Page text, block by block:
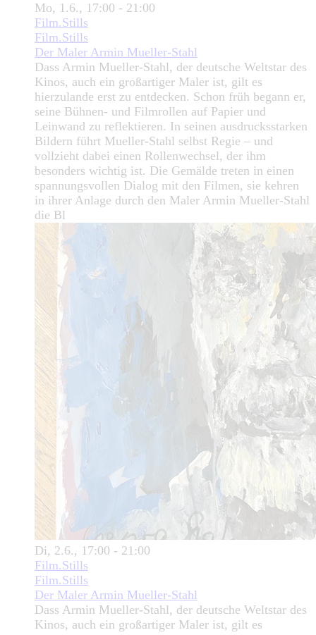
Mo, 1.6., 17:00 - 21:00
Film.Stills
Film.Stills
Der Maler Armin Mueller-Stahl
Dass Armin Mueller-Stahl, der deutsche Weltstar des
Kinos, auch ein großartiger Maler ist, gilt es
hierzulande erst zu entdecken. Schon früh begann er,
seine Bühnen- und Filmrollen auf Papier und
Leinwand zu reflektieren. In seinen ausdrucksstarken
Bildern führt Mueller-Stahl selbst Regie – und
vollzieht dabei einen Rollenwechsel, der ihm
besonders wichtig ist. Die Gemälde treten in einen
spannungsvollen Dialog mit den Filmen, sie kehren
in ihrer Anlage durch den Maler Armin Mueller-Stahl
die Bl
Di, 2.6., 17:00 - 21:00
Film.Stills
Film.Stills
Der Maler Armin Mueller-Stahl
Dass Armin Mueller-Stahl, der deutsche Weltstar des
Kinos, auch ein großartiger Maler ist, gilt es